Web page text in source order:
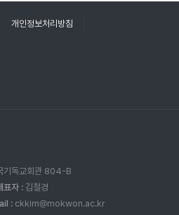
개인정보처리방침
기독교회관 804-B
표자 : 김철경
: ckkim@mokwon.ac.kr